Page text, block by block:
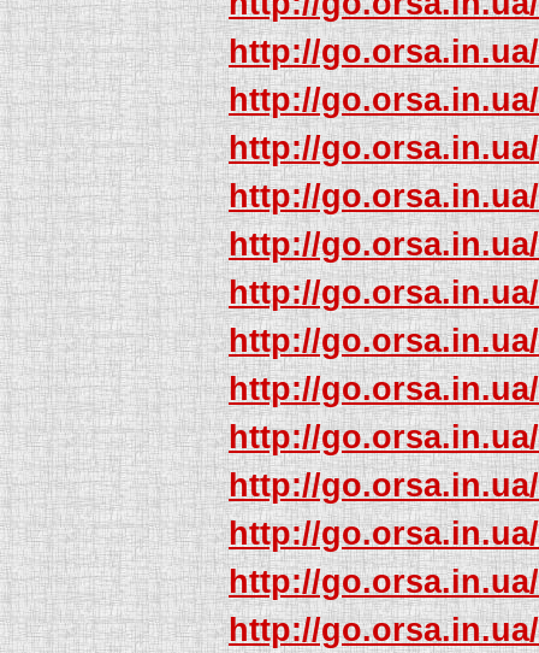
http://
http://
http://
http://
http://
http://
http://
http://
http://
http://
http://
http://
http://